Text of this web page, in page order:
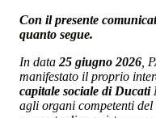
Con il presente
quanto segue.
In data 25 giugno 2026 ,
manifestato il proprio
capitale sociale di
agli organi competenti